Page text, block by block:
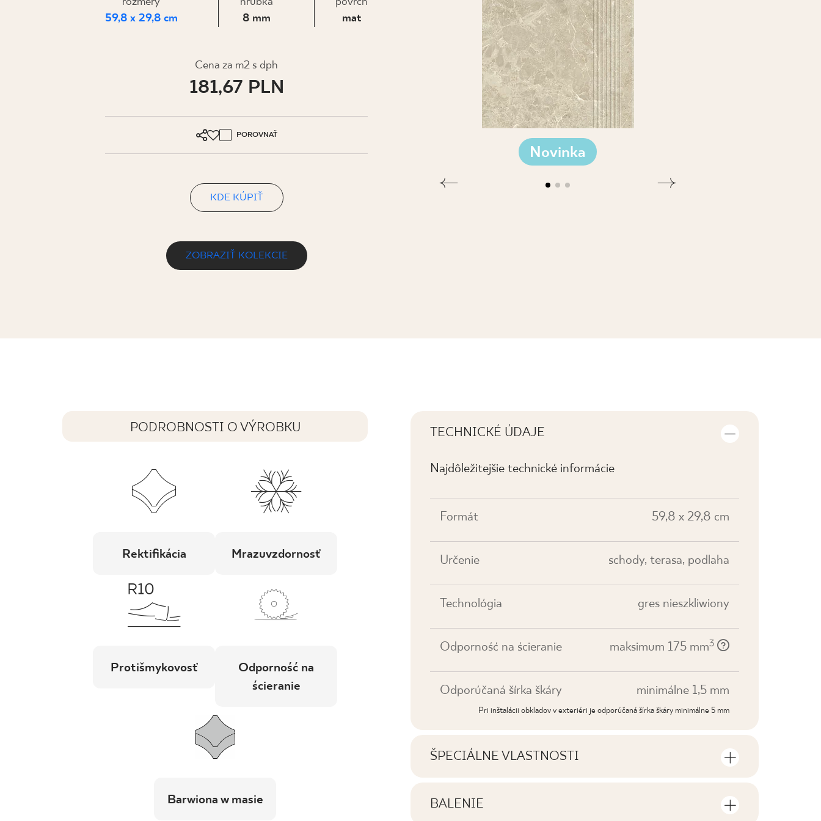
DE UK RU
59,8 x 29,8 cm
8 mm
mat
Cena za m2 s dph
181,67 PLN
POROVNAŤ
KDE KÚPIŤ
ZOBRAZIŤ KOLEKCIE
Novinka
PODROBNOSTI O VÝROBKU
Rektifikácia Mrazuvzdornosť
Protišmykovosť
Odporność na
ścieranie
Barwiona w masie
TECHNICKÉ ÚDAJE
Najdôležitejšie technické informácie
Formát 59,8 x 29,8 cm
Určenie schody, terasa, podlaha
Technológia gres nieszkliwiony
Odporność na ścieranie maksimum 175 mm3
Odporúčaná šírka škáry minimálne 1,5 mm
Pri inštalácii obkladov v exteriéri je odporúčaná šírka škáry minimálne 5 mm
ŠPECIÁLNE VLASTNOSTI
BALENIE